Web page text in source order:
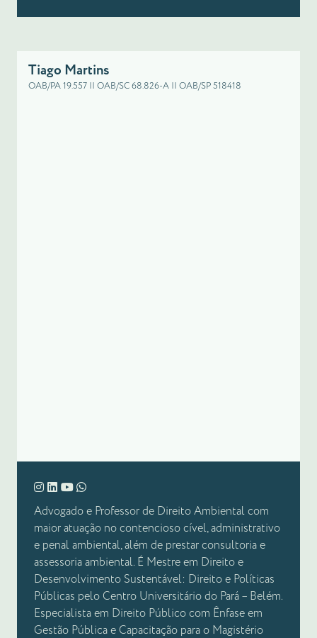
Tiago Martins
OAB/PA 19.557 || OAB/SC 68.826-A || OAB/SP 518418
Advogado e Professor de Direito Ambiental com
maior atuação no contencioso cível, administrativo
e penal ambiental, além de prestar consultoria e
assessoria ambiental. É Mestre em Direito e
Desenvolvimento Sustentável: Direito e Políticas
Públicas pelo Centro Universitário do Pará – Belém.
Especialista em Direito Público com Ênfase em
Gestão Pública e Capacitação para o Magistério